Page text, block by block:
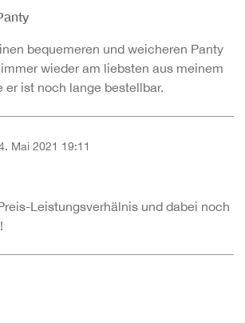
bequemeren und weicheren Panty
wieder am liebsten aus meinem
er ist noch lange bestellbar.
Mai 2021 19:11
Leistungsverhälnis und dabei noch